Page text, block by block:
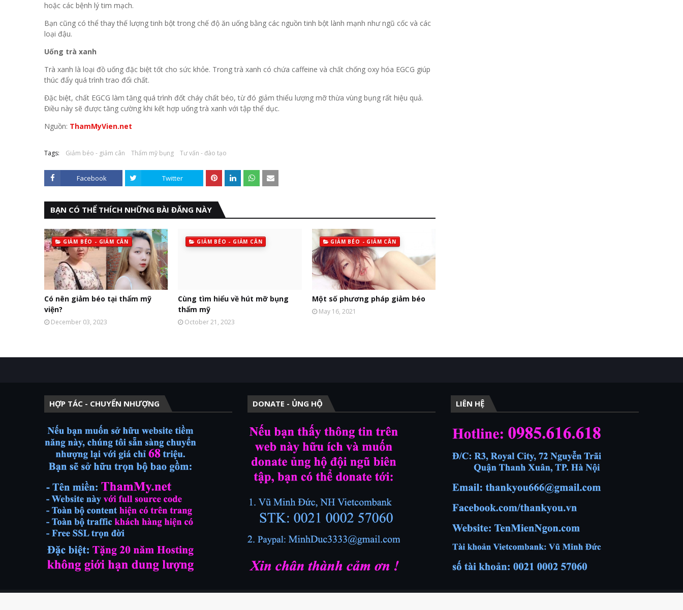
hoặc các bệnh lý tim mạch.
Bạn cũng có thể thay thế lượng tinh bột trong chế độ ăn uống bằng các nguồn tinh bột lành mạnh như ngũ cốc và các
loại đậu.
Uống trà xanh
Trà xanh là loại đồ uống đặc biệt tốt cho sức khỏe. Trong trà xanh có chứa caffeine và chất chống oxy hóa EGCG giúp
thúc đẩy quá trình trao đổi chất.
Đặc biệt, chất EGCG làm tăng quá trình đốt cháy chất béo, từ đó giảm thiểu lượng mỡ thừa vùng bụng rất hiệu quả.
Điều này sẽ được tăng cường khi kết hợp uống trà xanh với tập thể dục.
Nguồn: ThamMyVien.net
Tags: Giảm béo - giảm cân Thẩm mỹ bụng Tư vấn - đào tạo
Facebook Twitter
BẠN CÓ THỂ THÍCH NHỮNG BÀI ĐĂNG NÀY
GIẢM BÉO - GIẢM CÂN
Có nên giảm béo tại thẩm mỹ
viện?
December 03, 2023
GIẢM BÉO - GIẢM CÂN
Cùng tìm hiểu về hút mỡ bụng
thẩm mỹ
October 21, 2023
GIẢM BÉO - GIẢM CÂN
Một số phương pháp giảm béo
May 16, 2021
HỢP TÁC - CHUYỂN NHƯỢNG DONATE - ỦNG HỘ LIÊN HỆ